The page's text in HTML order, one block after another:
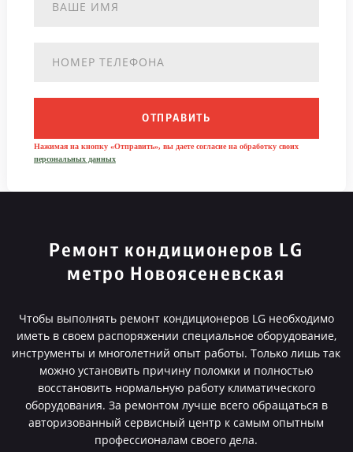
ОТПРАВИТЬ
Нажимая на кнопку «Отправить», вы даете согласие на обработку своих
персональных данных
Ремонт кондиционеров LG
метро Новоясеневская
Чтобы выполнять ремонт кондиционеров LG необходимо
иметь в своем распоряжении специальное оборудование,
инструменты и многолетний опыт работы. Только лишь так
можно установить причину поломки и полностью
восстановить нормальную работу климатического
оборудования. За ремонтом лучше всего обращаться в
авторизованный сервисный центр к самым опытным
профессионалам своего дела.